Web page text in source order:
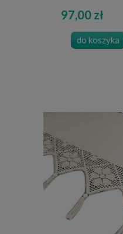
97,00 zł
do koszyka